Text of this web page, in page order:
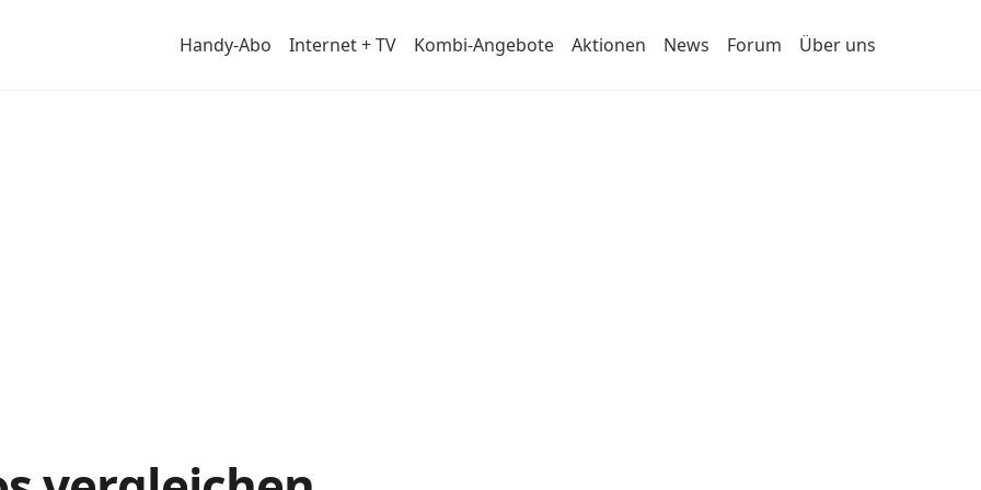
Handy-Abo Internet + TV Kombi-Angebote Aktionen News Forum Über uns